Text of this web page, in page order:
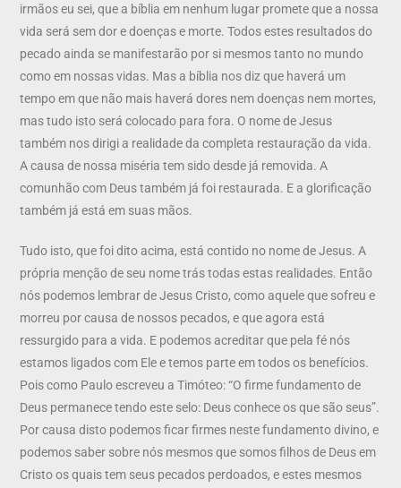
irmãos eu sei, que a bíblia em nenhum lugar promete que a nossa
vida será sem dor e doenças e morte. Todos estes resultados do
pecado ainda se manifestarão por si mesmos tanto no mundo
como em nossas vidas. Mas a bíblia nos diz que haverá um
tempo em que não mais haverá dores nem doenças nem mortes,
mas tudo isto será colocado para fora. O nome de Jesus
também nos dirigi a realidade da completa restauração da vida.
A causa de nossa miséria tem sido desde já removida. A
comunhão com Deus também já foi restaurada. E a glorificação
também já está em suas mãos.
Tudo isto, que foi dito acima, está contido no nome de Jesus. A
própria menção de seu nome trás todas estas realidades. Então
nós podemos lembrar de Jesus Cristo, como aquele que sofreu e
morreu por causa de nossos pecados, e que agora está
ressurgido para a vida. E podemos acreditar que pela fé nós
estamos ligados com Ele e temos parte em todos os benefícios.
Pois como Paulo escreveu a Timóteo: “O firme fundamento de
Deus permanece tendo este selo: Deus conhece os que são seus”.
Por causa disto podemos ficar firmes neste fundamento divino, e
podemos saber sobre nós mesmos que somos filhos de Deus em
Cristo os quais tem seus pecados perdoados, e estes mesmos